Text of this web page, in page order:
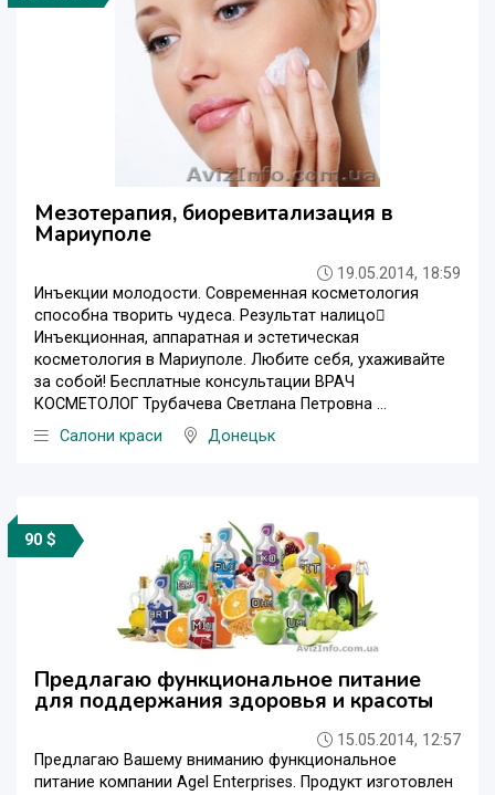
Мезотерапия, биоревитализация в
Мариуполе
19.05.2014, 18:59
Инъекции молодости. Современная косметология
способна творить чудеса. Результат налицо
Инъекционная, аппаратная и эстетическая
косметология в Мариуполе. Любите себя, ухаживайте
за собой! Бесплатные консультации ВРАЧ
КОСМЕТОЛОГ Трубачева Светлана Петровна ...
Салони краси
Донецьк
90 $
Предлагаю функциональное питание
для поддержания здоровья и красоты
15.05.2014, 12:57
Предлагаю Вашему вниманию функциональное
питание компании Agel Enterprises. Продукт изготовлен